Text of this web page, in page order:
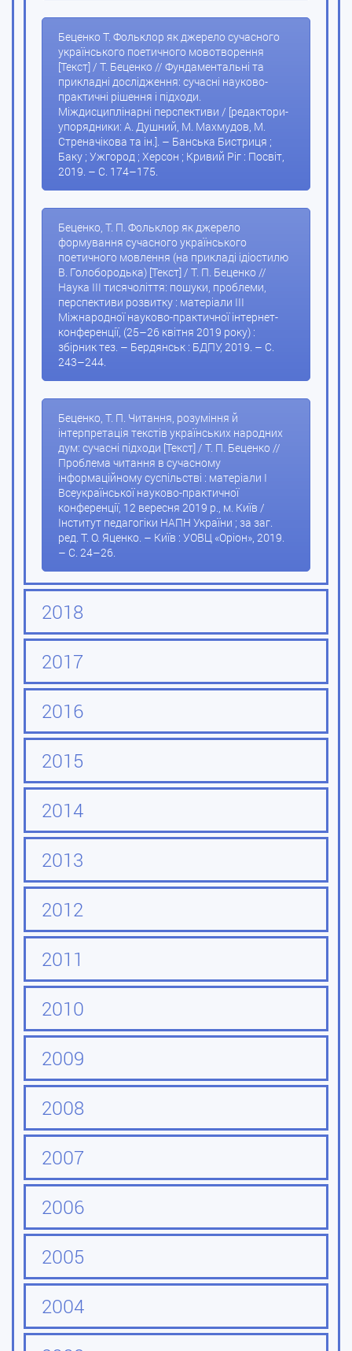
Беценко Т. Фольклор як джерело сучасного
українського поетичного мовотворення
[Текст] / Т. Беценко // Фундаментальні та
прикладні дослідження: сучасні науково-
практичні рішення і підходи.
Міждисциплінарні перспективи / [редактори-
упорядники: А. Душний, М. Махмудов, М.
Стреначікова та ін.]. – Банська Бистриця ;
Баку ; Ужгород ; Херсон ; Кривий Ріг : Посвіт,
2019. – С. 174–175.
Беценко, Т. П. Фольклор як джерело
формування сучасного українського
поетичного мовлення (на прикладі ідіостилю
В. Голобородька) [Текст] / Т. П. Беценко //
Наука ІІІ тисячоліття: пошуки, проблеми,
перспективи розвитку : матеріали ІІІ
Міжнародної науково-практичної інтернет-
конференції, (25–26 квітня 2019 року) :
збірник тез. – Бердянськ : БДПУ, 2019. – С.
243–244.
Беценко, Т. П. Читання, розуміння й
інтерпретація текстів українських народних
дум: сучасні підходи [Текст] / Т. П. Беценко //
Проблема читання в сучасному
інформаційному суспільстві : матеріали І
Всеукраїнської науково-практичної
конференції, 12 вересня 2019 р., м. Київ /
Інститут педагогіки НАПН України ; за заг.
ред. Т. О. Яценко. – Київ : УОВЦ «Оріон», 2019.
– С. 24–26.
2018
2017
2016
2015
2014
2013
2012
2011
2010
2009
2008
2007
2006
2005
2004